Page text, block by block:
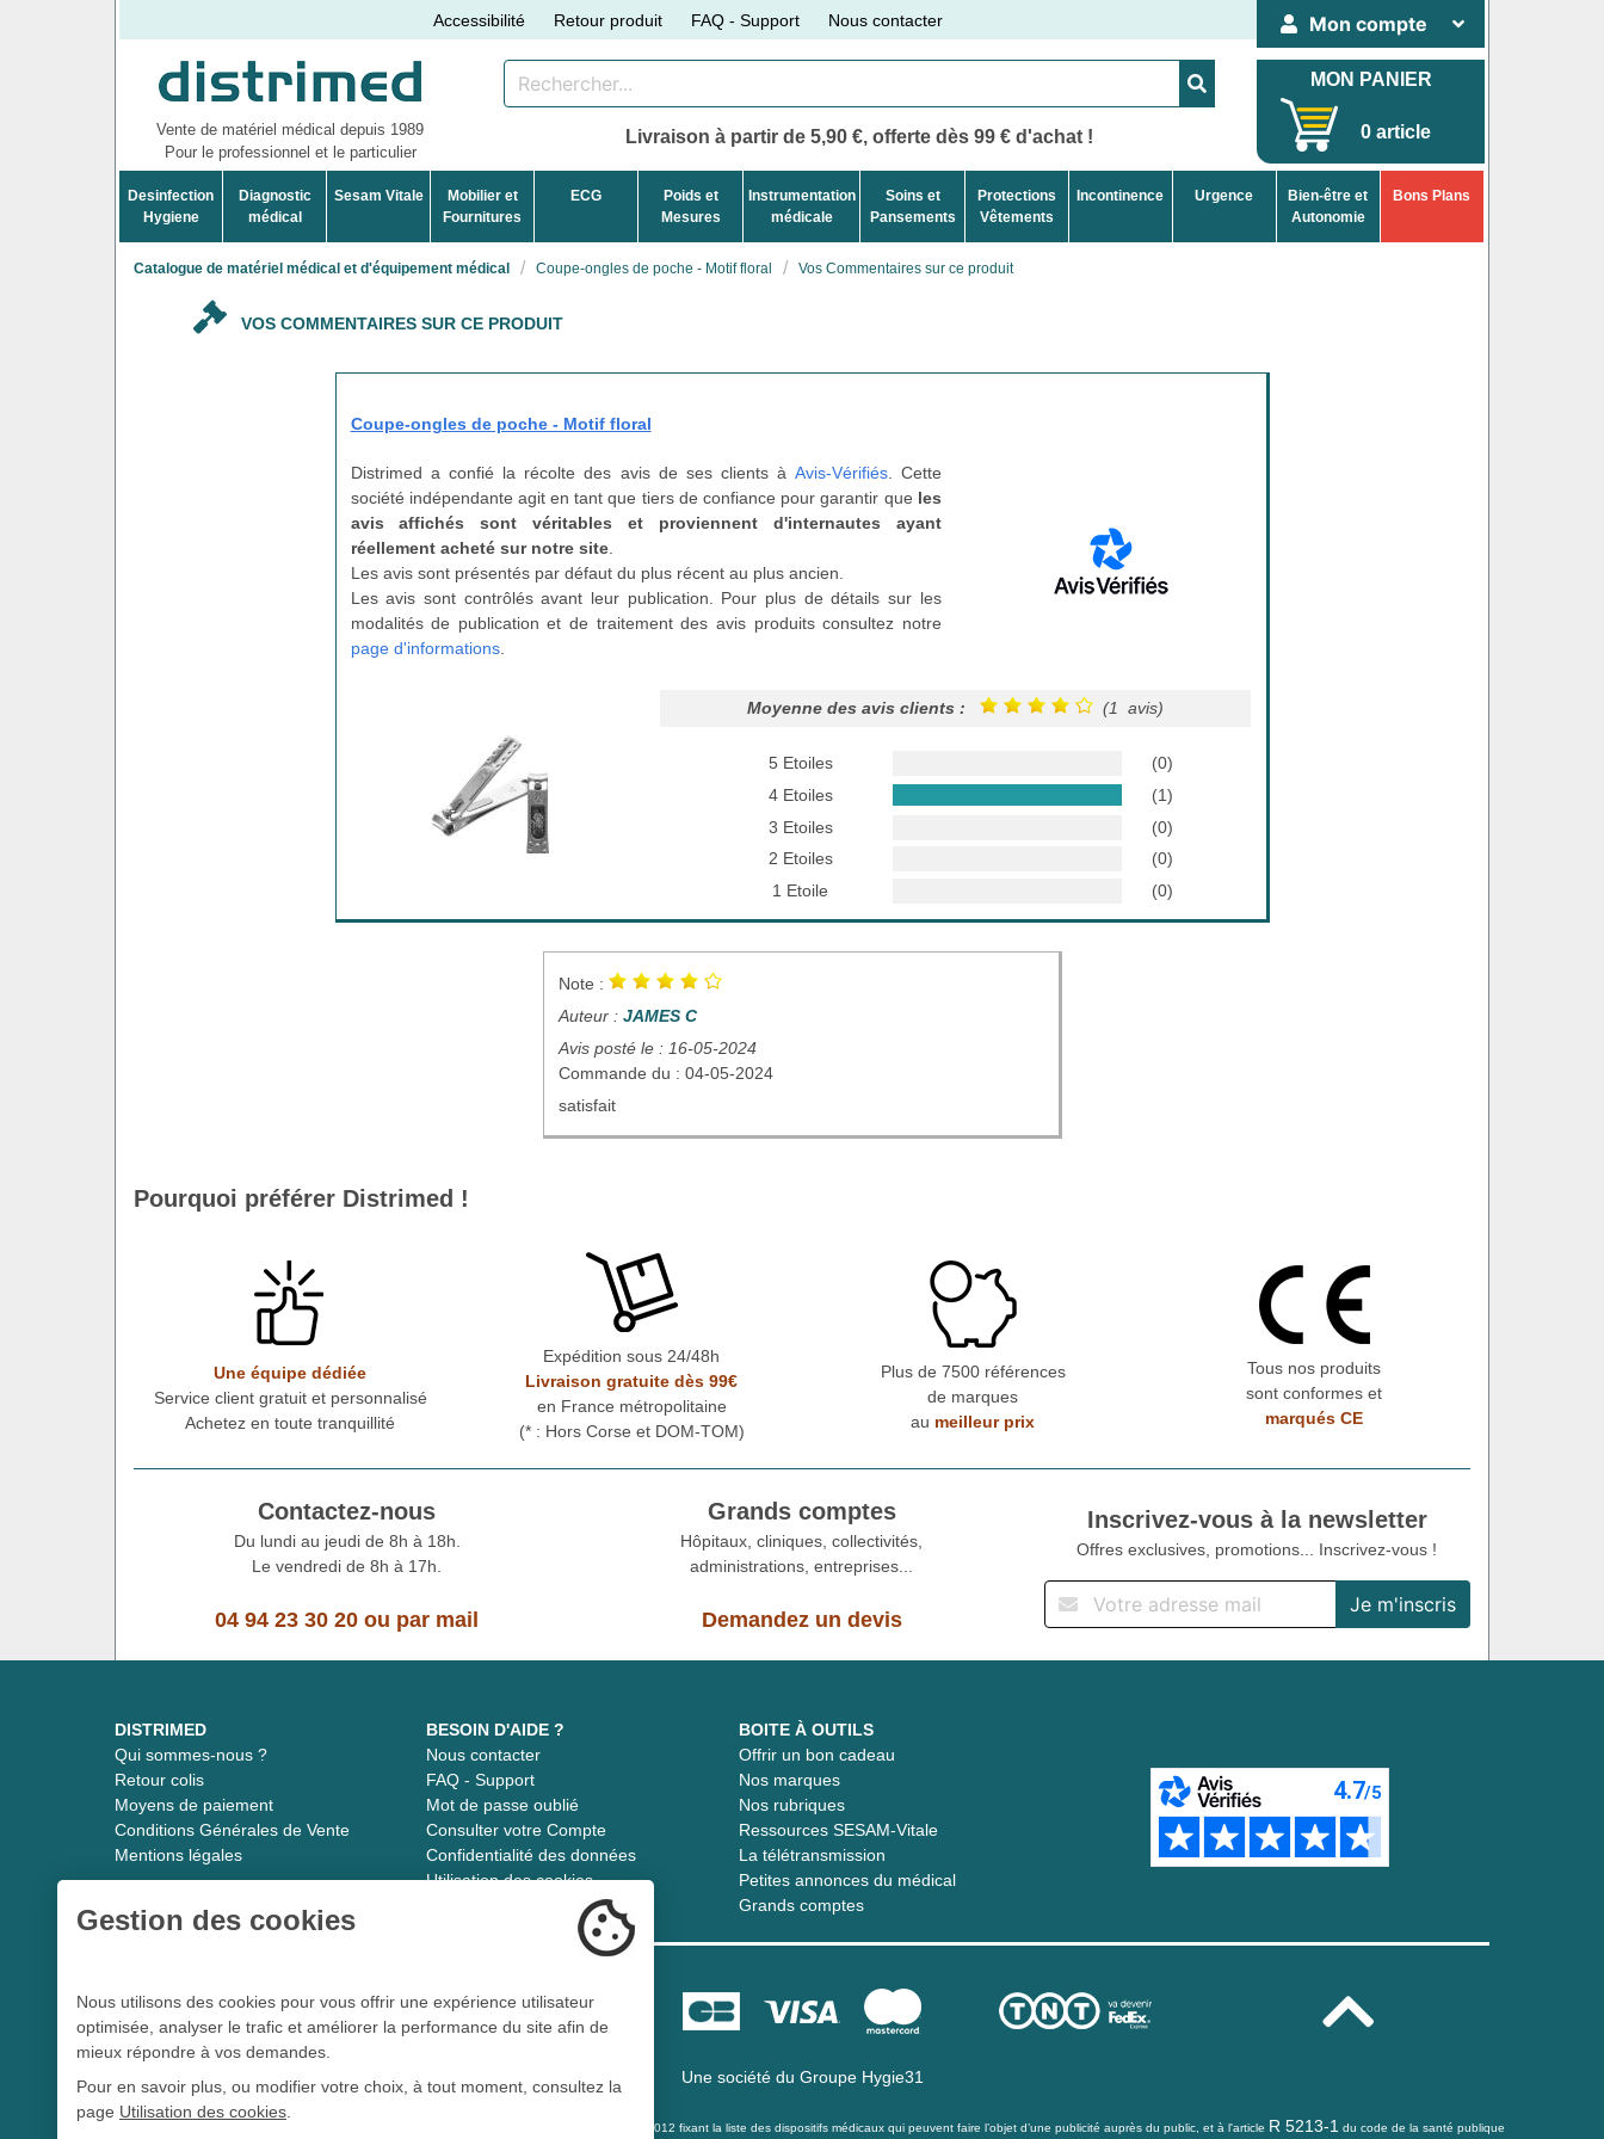
Accessibilité Retour produit FAQ - Support Nous contacter Mon compte
Vente de matériel médical depuis 1989
Pour le professionnel et le particulier
Livraison à partir de 5,90 €, offerte dès 99 € d'achat !
MON PANIER
0 article
Desinfection
Hygiene
Diagnostic
médical
Sesam Vitale
Mobilier et
Fournitures
ECG
Poids et
Mesures
Instrumentation
médicale
Soins et
Pansements
Protections
Vêtements
Incontinence Urgence
Bien-être et
Autonomie
Bons Plans
Catalogue de matériel médical et d'équipement médical Coupe-ongles de poche - Motif floral Vos Commentaires sur ce produit
VOS COMMENTAIRES SUR CE PRODUIT
Coupe-ongles de poche - Motif floral
Distrimed a confié la récolte des avis de ses clients à Avis-Vérifiés. Cette
société indépendante agit en tant que tiers de confiance pour garantir que les
avis affichés sont véritables et proviennent d'internautes ayant
réellement acheté sur notre site.
Les avis sont présentés par défaut du plus récent au plus ancien.
Les avis sont contrôlés avant leur publication. Pour plus de détails sur les
modalités de publication et de traitement des avis produits consultez notre
page d'informations.
Moyenne des avis clients : (1 avis)
5 Etoiles
(0)
4 Etoiles
(1)
3 Etoiles
(0)
2 Etoiles
(0)
1 Etoile
(0)
Note :
Auteur : JAMES C
Avis posté le : 16-05-2024
Commande du : 04-05-2024
satisfait
Pourquoi préférer Distrimed !
Une équipe dédiée
Service client gratuit et personnalisé
Achetez en toute tranquillité
Expédition sous 24/48h
Livraison gratuite dès 99€
en France métropolitaine
(* : Hors Corse et DOM-TOM)
Plus de 7500 références
de marques
au meilleur prix
Tous nos produits
sont conformes et
marqués CE
Contactez-nous
Du lundi au jeudi de 8h à 18h.
Le vendredi de 8h à 17h.
04 94 23 30 20 ou par mail
Grands comptes
Hôpitaux, cliniques, collectivités,
administrations, entreprises...
Demandez un devis
Inscrivez-vous à la newsletter
Offres exclusives, promotions... Inscrivez-vous !
DISTRIMED
Qui sommes-nous ?
Retour colis
Moyens de paiement
Conditions Générales de Vente
Mentions légales
BESOIN D'AIDE ?
Nous contacter
FAQ - Support
Mot de passe oublié
Consulter votre Compte
Confidentialité des données
Utilisation des cookies
BOITE À OUTILS
Offrir un bon cadeau
Nos marques
Nos rubriques
Ressources SESAM-Vitale
La télétransmission
Petites annonces du médical
Grands comptes
Distrimed.com 1989 - 2026
Le spécialiste du matériel médical
Une société du Groupe Hygie31
L 5213-3 du code de la santé publique et à l’arrêté du 21 décembre 2012 fixant la liste des dispositifs médicaux qui peuvent faire l’objet d’une publicité auprès du public, et à l'article R 5213-1 du code de la santé publique
Gestion des cookies
Nous utilisons des cookies pour vous offrir une expérience utilisateur
optimisée, analyser le trafic et améliorer la performance du site afin de
mieux répondre à vos demandes.
Pour en savoir plus, ou modifier votre choix, à tout moment, consultez la
page Utilisation des cookies